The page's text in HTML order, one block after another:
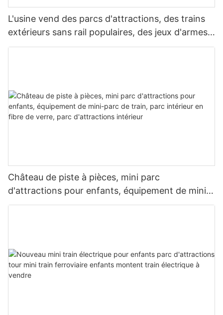
L'usine vend des parcs d'attractions, des trains
extérieurs sans rail populaires, des jeux d'armes à
feu pour enfants et des trains électriques
Château de piste à pièces, mini parc
d'attractions pour enfants, équipement de mini-
parc de train, parc intérieur en fibre de verre,